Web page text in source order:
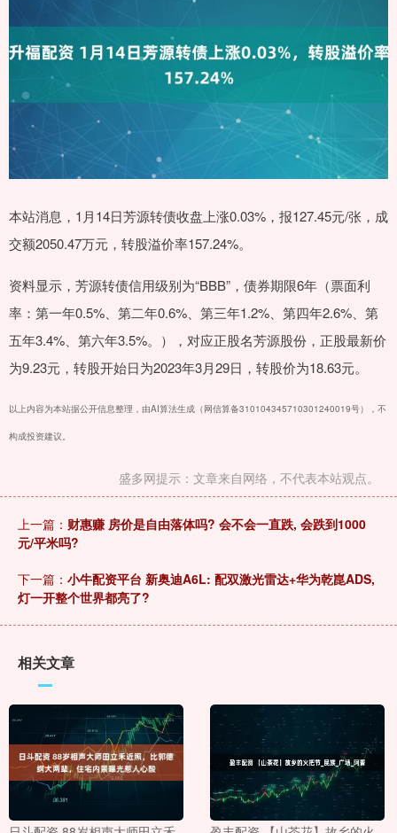
本站消息，1月14日芳源转债收盘上涨0.03%，报127.45元/张，成
交额2050.47万元，转股溢价率157.24%。
资料显示，芳源转债信用级别为“BBB”，债券期限6年（票面利
率：第一年0.5%、第二年0.6%、第三年1.2%、第四年2.6%、第
五年3.4%、第六年3.5%。），对应正股名芳源股份，正股最新价
为9.23元，转股开始日为2023年3月29日，转股价为18.63元。
以上内容为本站据公开信息整理，由AI算法生成（网信算备310104345710301240019号），不
构成投资建议。
盛多网提示：文章来自网络，不代表本站观点。
上一篇： 财惠赚 房价是自由落体吗? 会不会一直跌, 会跌到1000
元/平米吗?
下一篇： 小牛配资平台 新奥迪A6L: 配双激光雷达+华为乾崑ADS,
灯一开整个世界都亮了?
相关文章